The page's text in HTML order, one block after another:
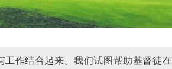
作结合起来。我们试图帮助基督徒在